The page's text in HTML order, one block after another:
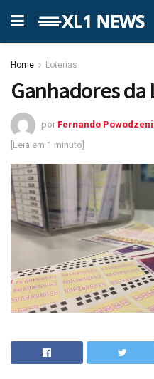
Home Loterias
Ganhadores da
por Fernando
[Leia em 1 minuto]